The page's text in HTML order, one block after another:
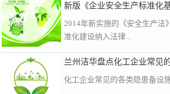
新版《企业安全生产标准化
2014年新实施的《安全生产法
准化建设纳入法律...
兰州洁华盘点化工企业常见
化工企业常见的各类隐患备设施